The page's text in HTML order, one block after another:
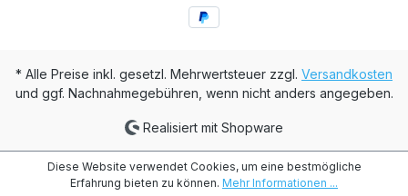
* Alle Preise inkl. gesetzl. Mehrwertsteuer zzgl. Versandkosten
und ggf. Nachnahmegebühren, wenn nicht anders angegeben.
Realisiert mit Shopware
Diese Website verwendet Cookies, um eine bestmögliche
Erfahrung bieten zu können. Mehr Informationen ...